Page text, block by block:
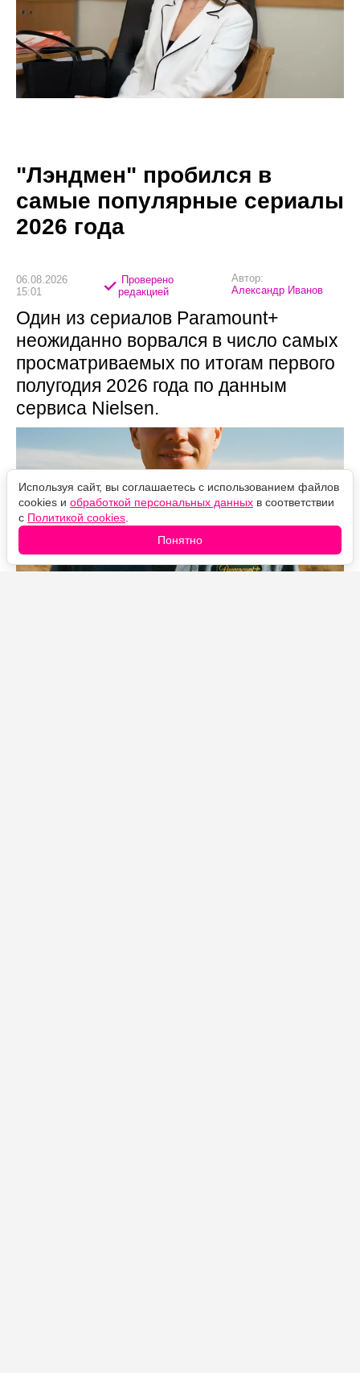
"Лэндмен" пробился в
самые популярные сериалы
2026 года
06.08.2026
15:01
Проверено
редакцией
Автор:
Александр Иванов
Один из сериалов Paramount+
неожиданно ворвался в число самых
просматриваемых по итогам первого
полугодия 2026 года по данным
сервиса Nielsen.
Используя сайт, вы соглашаетесь с использованием файлов
cookies и обработкой персональных данных в соответствии
с Политикой cookies
Понятно